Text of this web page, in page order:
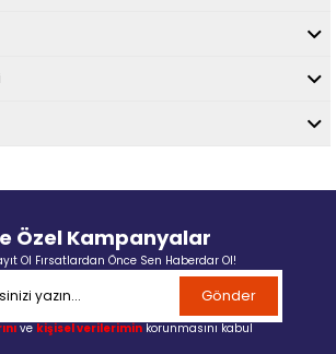
Özel Kampanyalar
Ol Fırsatlardan Önce Sen Haberdar Ol!
Gönder
ve kişisel verilerimin korunmasını kabul